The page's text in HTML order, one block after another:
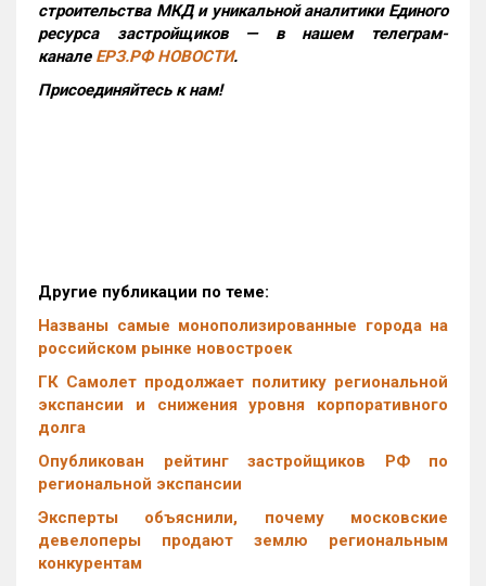
строительства МКД и уникальной аналитики Единого
ресурса застройщиков — в нашем телеграм-
канале ЕРЗ.РФ НОВОСТИ.
Присоединяйтесь к нам!
Другие публикации по теме:
Названы самые монополизированные города на
российском рынке новостроек
ГК Самолет продолжает политику региональной
экспансии и снижения уровня корпоративного
долга
Опубликован рейтинг застройщиков РФ по
региональной экспансии
Эксперты объяснили, почему московские
девелоперы продают землю региональным
конкурентам